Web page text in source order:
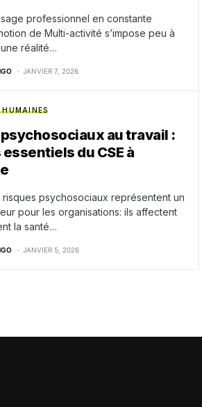
professionnel en constante
de Multi-activité s’impose peu à
réalité…
JANVIER 7, 2026
HUMAINES
au travail :
du CSE à
risques psychosociaux représentent un
pour les organisations: ils affectent
la santé…
JANVIER 5, 2026